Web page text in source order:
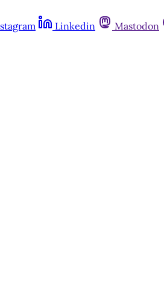
Linkedin Mastodon